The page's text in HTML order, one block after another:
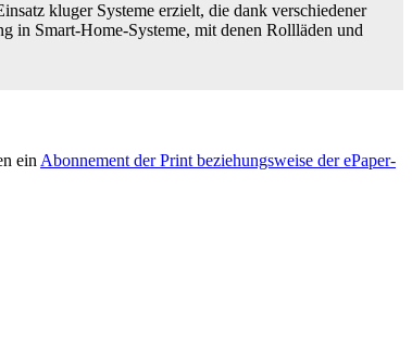
kluger Systeme erzielt, die dank verschiedener
in Smart-Home-Systeme, mit denen Rollläden und
einAbonnement der Print beziehungsweise der ePaper-